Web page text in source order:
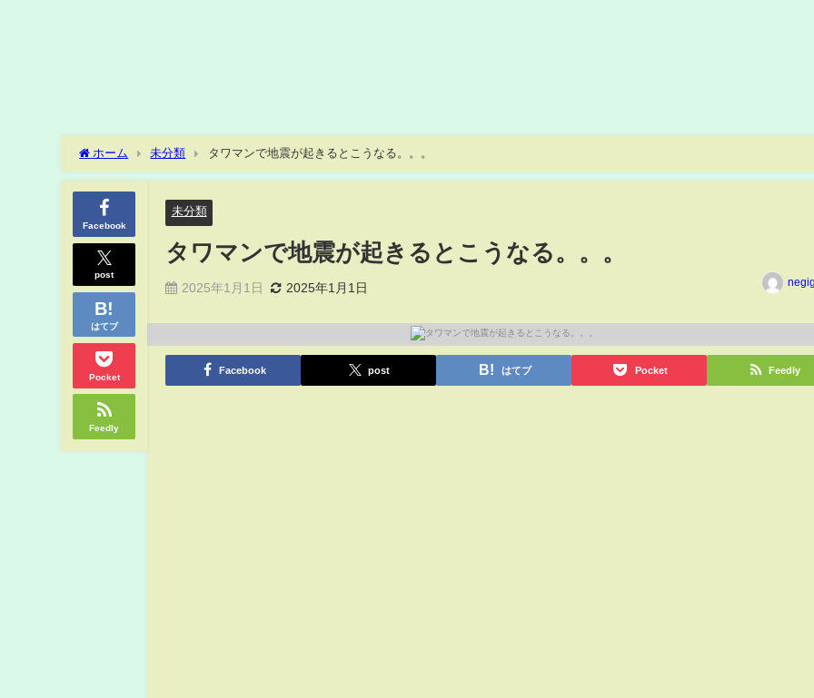
ホーム 未分類 タワマンで地震が起きるとこうなる。。。
Facebook
post
はてブ
Pocket
Feedly
未分類
タワマンで地震が起きるとこうなる。。。
2025年1月1日 2025年1月1日
Facebook post はてブ Pocket Feedly